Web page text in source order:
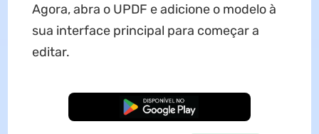
Agora, abra o UPDF e adicione o modelo à
sua interface principal para começar a
editar.
Baixar Grátis